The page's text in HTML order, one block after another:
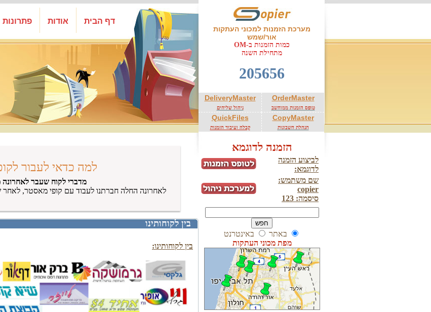
מערכת הזמנות למכוני העתקות
אור/שמש
כמות הזמנות ב-OM
מתחילת השנה
OrderMaster
טופס הזמנות ממוחשב
DeliveryMaster
ניהול שליחים
CopyMaster
הנהלת חשבונות
QuickFiles
קבלה ועיבוד הזמנות
דף הבית אודות פתרונות
הזמנה לדוגמא
לביצוע הזמנה
לדוגמא:
שם משתמש:
copier
סיסמה: 123
באתר
באינטרנט
מפת מכוני העתקות
למה כדאי לעבור
מדברי לקוח שעבר לאחרונה
לאחרונה החלה חברתנו לעבוד עם קופי מאסטר,
בין לקוחותינו
בין לקוחותינו: